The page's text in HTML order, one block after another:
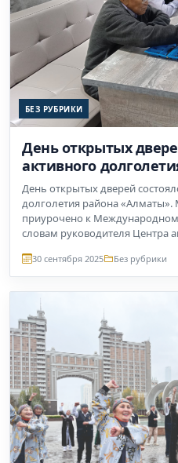
БЕЗ РУБРИКИ
День открытых
активного
День открытых дверей
долголетия района
приурочено к
словам руководителя Центра
30 сентября 2025 Без рубрики